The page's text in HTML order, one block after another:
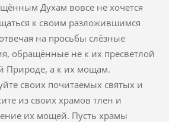
Духам вовсе не хочется
к своим разложившимся
на просьбы слёзные
обращённые не к их пресветлой
Природе, а к их мощам.
своих почитаемых святых и
из своих храмов тлен и
их мощей. Пусть храмы